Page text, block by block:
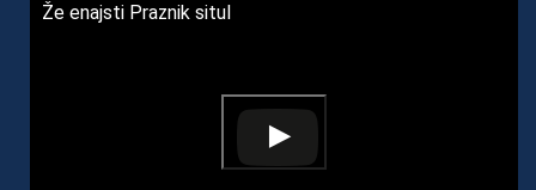
Že enajsti Praznik situl